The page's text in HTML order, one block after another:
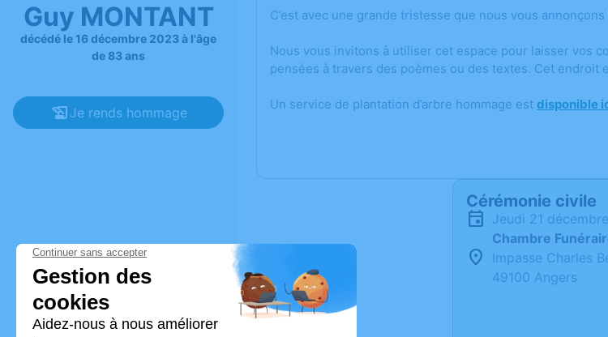
Guy MONTANT
décédé le 16 décembre 2023 à l'âge
de 83 ans
Je rends hommage
C’est avec une grande tristesse que nous vous
Nous vous invitons à utiliser cet espace pour laisser vos
pensées à travers des poèmes ou des textes. Cet endroit
Un service de plantation d’arbre hommage est disponible
Cérémonie civile
jeudi 21
Chambre
Impasse Charles
49100 Angers